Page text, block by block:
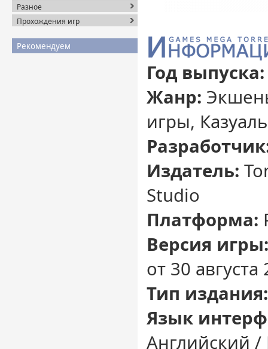
Разное
Прохождения игр
Рекомендуем
Год выпуска:
Жанр:
игры,
Издатель:
Studio
Платформа:
Версия игры:
от 30 августа
Тип издания:
Язык
Английский /